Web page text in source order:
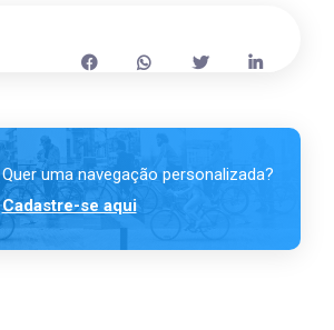
Quer uma navegação personalizada?
Cadastre-se aqui